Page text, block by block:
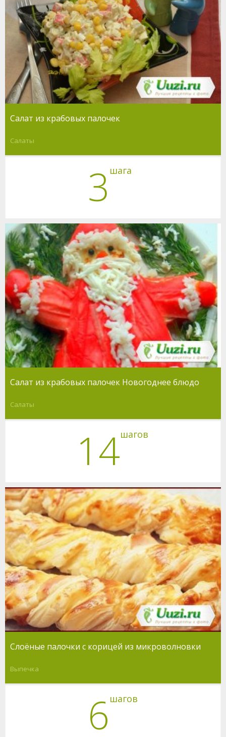
Салат из крабовых палочек
Салаты
3 шага
Салат из крабовых палочек Новогоднее блюдо
Салаты
14шагов
Слоёные палочки с корицей из микроволновки
Выпечка
6 шагов